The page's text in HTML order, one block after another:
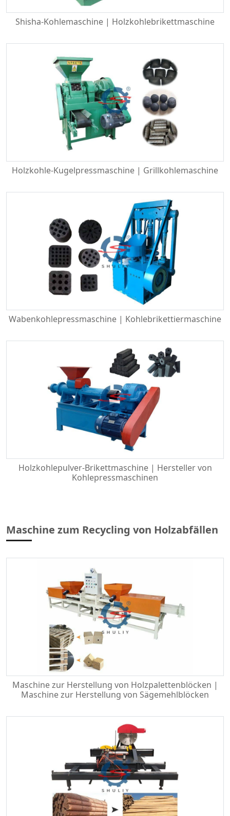
Shisha-Kohlemaschine | Holzkohlebrikettmaschine
Holzkohle-Kugelpressmaschine | Grillkohlemaschine
Wabenkohlepressmaschine | Kohlebrikettiermaschine
Holzkohlepulver-Brikettmaschine | Hersteller von
Kohlepressmaschinen
Maschine zum Recycling von Holzabfällen
Maschine zur Herstellung von Holzpalettenblöcken |
Maschine zur Herstellung von Sägemehlblöcken